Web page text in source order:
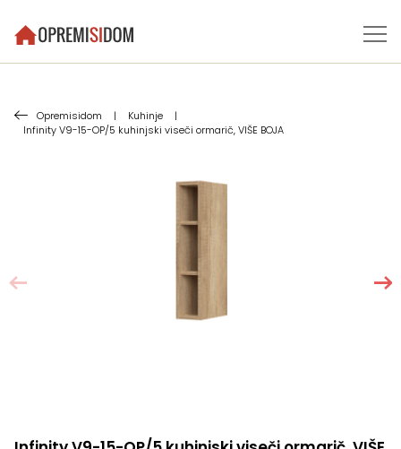
Opremisidom | Kuhinje
|
Infinity V9-15-OP/5 kuhinjski viseči ormarič, VIŠE BOJA